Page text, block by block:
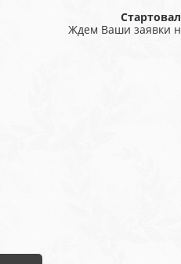
Ждем Ваши заявки